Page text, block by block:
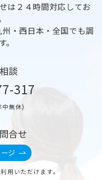
は２４時間対応してお
・西日本・全国でも調
談
317
中無休)
合せ
ジ
用いただけます。